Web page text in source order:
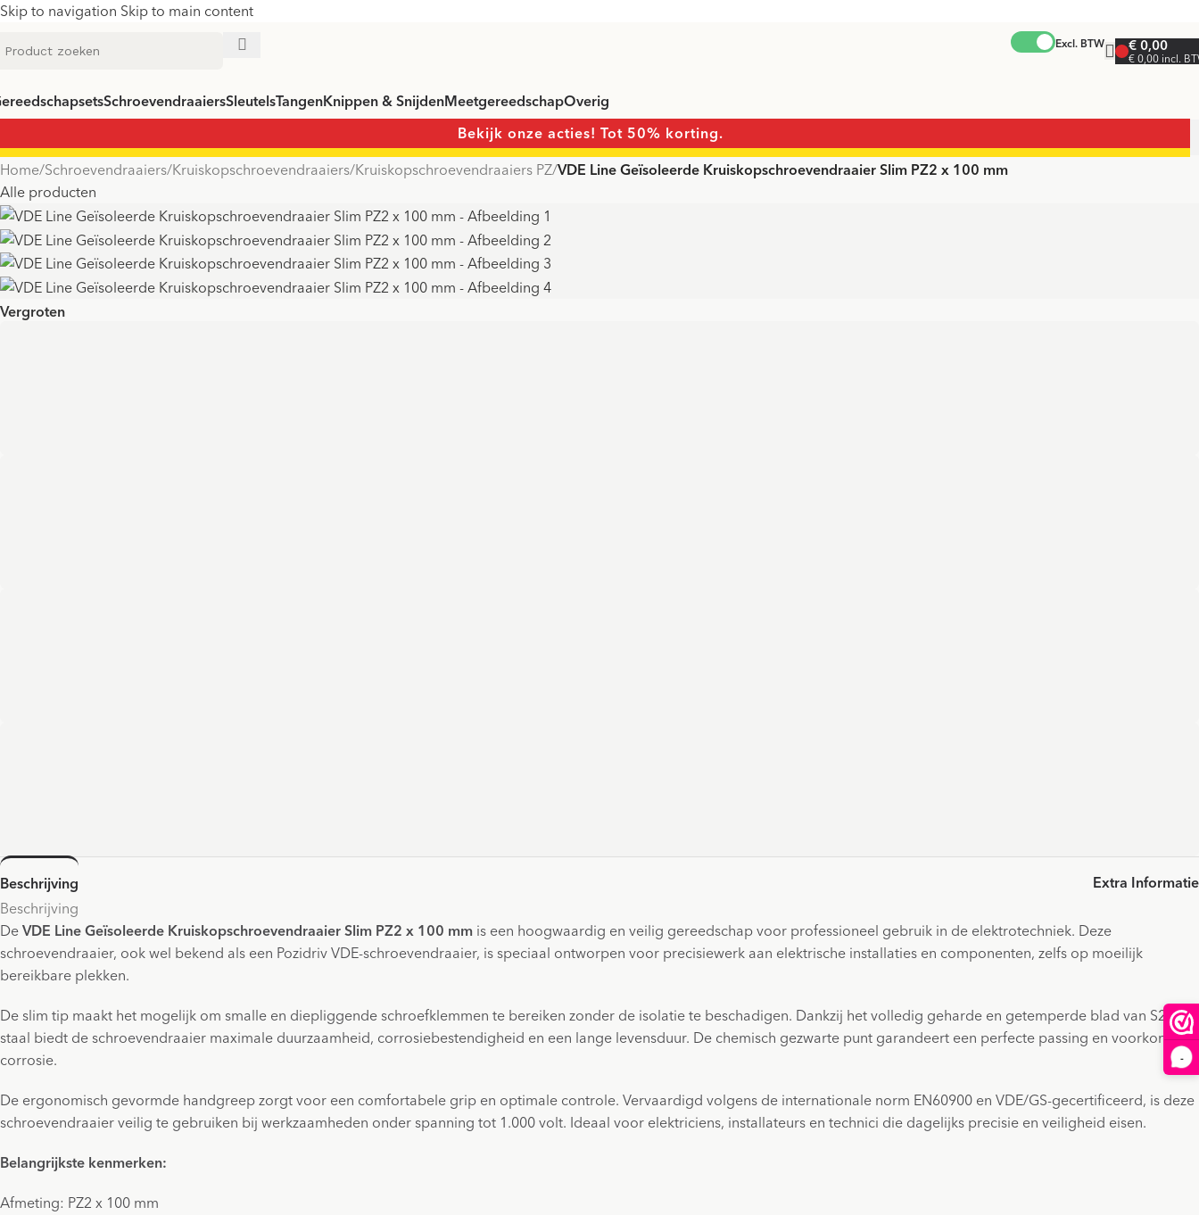
-
Skip to navigation Skip to main content
Bekijk onze acties! Tot 50% korting.
Excl. BTW € 0,00
€ 0,00 incl.
SchroevendraaiersSleutelsTangenKnippen & SnijdenMeetgereedschapOverig
Home/Schroevendraaiers/Kruiskopschroevendraaiers/Kruiskopschroevendraaiers PZ/VDE Line Geïsoleerde Kruiskopschroevendraaier Slim PZ2 x 100 mm
Alle producten
Vergroten
Beschrijving
Extra Informatie
Beschrijving
De VDE Line Geïsoleerde Kruiskopschroevendraaier Slim PZ2 x 100 mm is een hoogwaardig en veilig gereedschap voor professioneel gebruik in de elektrotechniek. Deze
schroevendraaier, ook wel bekend als een Pozidriv VDE-schroevendraaier, is speciaal ontworpen voor precisiewerk aan elektrische installaties en componenten, zelfs op moeilijk
bereikbare plekken.
De slim tip maakt het mogelijk om smalle en diepliggende schroefklemmen te bereiken zonder de isolatie te beschadigen. Dankzij het volledig geharde en getemperde blad van S2-
staal biedt de schroevendraaier maximale duurzaamheid, corrosiebestendigheid en een lange levensduur. De chemisch gezwarte punt garandeert een perfecte passing en voorkomt
corrosie.
De ergonomisch gevormde handgreep zorgt voor een comfortabele grip en optimale controle. Vervaardigd volgens de internationale norm EN60900 en VDE/GS-gecertificeerd, is deze
schroevendraaier veilig te gebruiken bij werkzaamheden onder spanning tot 1.000 volt. Ideaal voor elektriciens, installateurs en technici die dagelijks precisie en veiligheid eisen.
Belangrijkste kenmerken:
Afmeting: PZ2 x 100 mm